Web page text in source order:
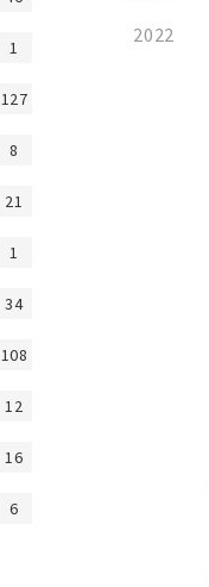
2022
1
127
8
21
1
34
108
12
16
6